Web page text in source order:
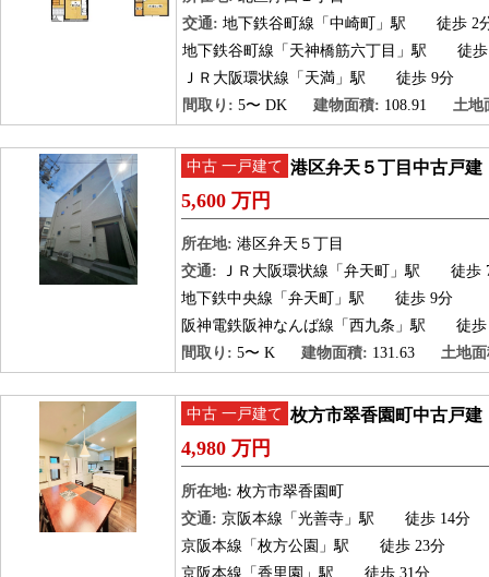
交通: 地下鉄谷町線「中崎町」駅
徒歩 2
地下鉄谷町線「天神橋筋六丁目」駅
徒歩
ＪＲ大阪環状線「天満」駅
徒歩 9分
間取り: 5〜 DK 建物面積: 108.91 土地
中古 一戸建て 港区弁天５丁目中古戸建
5,600 万円
所在地: 港区弁天５丁目
交通: ＪＲ大阪環状線「弁天町」駅
徒歩
地下鉄中央線「弁天町」駅
徒歩 9分
阪神電鉄阪神なんば線「西九条」駅
徒歩
間取り: 5〜 K 建物面積: 131.63 土地
中古 一戸建て 枚方市翠香園町中古戸建
4,980 万円
所在地: 枚方市翠香園町
交通: 京阪本線「光善寺」駅
徒歩 14分
京阪本線「枚方公園」駅
徒歩 23分
京阪本線「香里園」駅
徒歩 31分